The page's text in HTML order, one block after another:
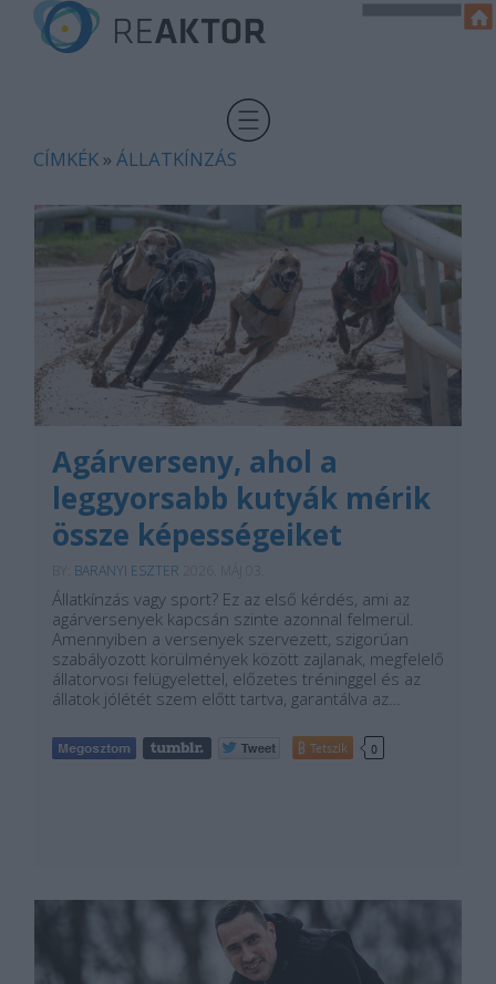
CÍMKÉK » ÁLLATKÍNZÁS
Agárverseny, ahol a
leggyorsabb kutyák mérik
össze képességeiket
BARANYI ESZTER
Állatkínzás vagy sport? Ez az első kérdés, ami az
agárversenyek kapcsán szinte azonnal felmerül.
Amennyiben a versenyek szervezett, szigorúan
szabályozott körülmények között zajlanak, megfelelő
állatorvosi felügyelettel, előzetes tréninggel és az
állatok jólétét szem előtt tartva, garantálva az…
Tetszik 0